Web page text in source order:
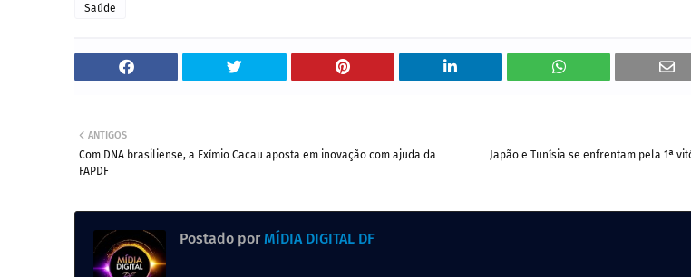
Saúde
Japão e Tunísia se enfrentam pela 1ª
ANTIGOS
Com DNA brasiliense, a Exímio Cacau aposta em inovação com ajuda da
FAPDF
Postado por MÍDIA DIGITAL DF